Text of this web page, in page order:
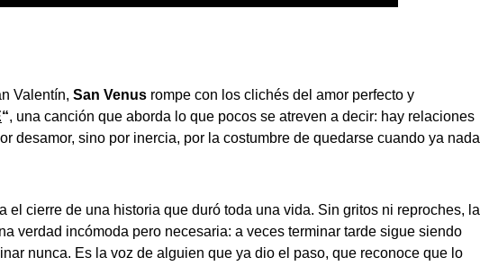
Valentín, San Venus rompe con los clichés del amor perfecto y
“, una canción que aborda lo que pocos se atreven a decir: hay relaciones
desamor, sino por inercia, por la costumbre de quedarse cuando ya nada
el cierre de una historia que duró toda una vida. Sin gritos ni reproches, la
verdad incómoda pero necesaria: a veces terminar tarde sigue siendo
nunca. Es la voz de alguien que ya dio el paso, que reconoce que lo